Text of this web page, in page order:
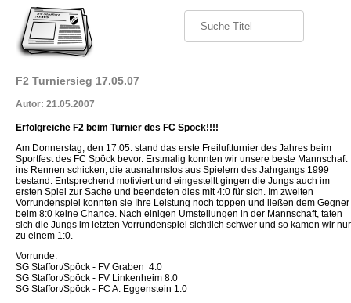
F2 Turniersieg 17.05.07
Autor: 21.05.2007
Erfolgreiche F2 beim Turnier des FC Spöck!!!!
Am Donnerstag, den 17.05. stand das erste Freiluftturnier des Jahres beim
Sportfest des FC Spöck bevor. Erstmalig konnten wir unsere beste Mannschaft
ins Rennen schicken, die ausnahmslos aus Spielern des Jahrgangs 1999
bestand. Entsprechend motiviert und eingestellt gingen die Jungs auch im
ersten Spiel zur Sache und beendeten dies mit 4:0 für sich. Im zweiten
Vorrundenspiel konnten sie Ihre Leistung noch toppen und ließen dem Gegner
beim 8:0 keine Chance. Nach einigen Umstellungen in der Mannschaft, taten
sich die Jungs im letzten Vorrundenspiel sichtlich schwer und so kamen wir nur
zu einem 1:0.
Vorrunde:
SG Staffort/Spöck - FV Graben 4:0
SG Staffort/Spöck - FV Linkenheim 8:0
SG Staffort/Spöck - FC A. Eggenstein 1:0